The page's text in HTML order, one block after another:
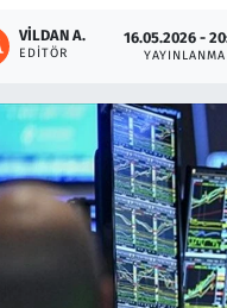
VILDAN A.
EDITÖR
16.05.2026 -
YAYINLANMA